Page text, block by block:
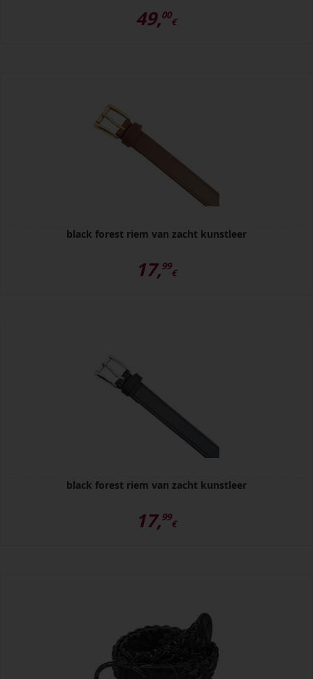
49,00
€
black forest riem van zacht kunstleer
17,99
€
black forest riem van zacht kunstleer
17,99
€